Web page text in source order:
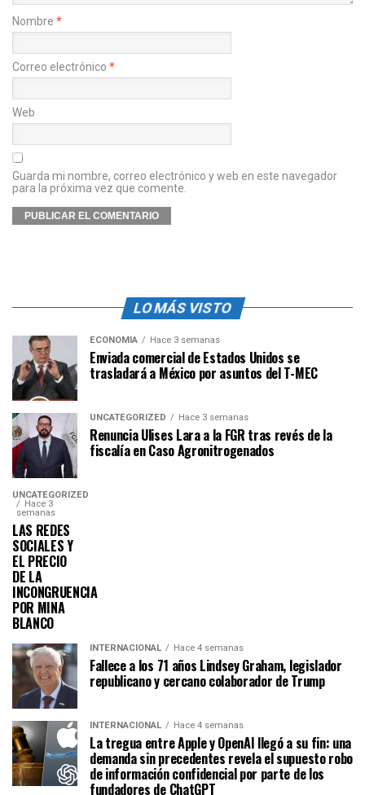
Nombre *
Correo electrónico *
Web
Guarda mi nombre, correo electrónico y web en este navegador
para la próxima vez que comente.
LO MÁS VISTO
ECONOMÍA Hace 3 semanas
Enviada comercial de Estados Unidos se
trasladará a México por asuntos del T-MEC
UNCATEGORIZED Hace 3 semanas
Renuncia Ulises Lara a la FGR tras revés de la
fiscalía en Caso Agronitrogenados
UNCATEGORIZED
Hace 3
semanas
LAS REDES
SOCIALES Y
EL PRECIO
DE LA
INCONGRUENCIA
POR MINA
BLANCO
INTERNACIONAL Hace 4 semanas
Fallece a los 71 años Lindsey Graham, legislador
republicano y cercano colaborador de Trump
INTERNACIONAL Hace 4 semanas
La tregua entre Apple y OpenAI llegó a su fin: una
demanda sin precedentes revela el supuesto robo
de información confidencial por parte de los
fundadores de ChatGPT